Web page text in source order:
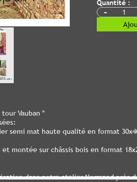
Quantité :
-
Vauban "
semi mat haute qualité en format
montée sur châssis bois en format
dans notre atelier Normand près